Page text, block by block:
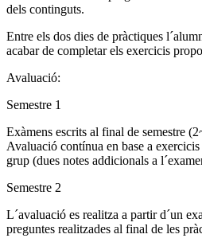
dels continguts.
Entre els dos dies de pràctiques
acabar de completar els exercicis
Avaluació:
Semestre 1
Exàmens escrits al final de semestre
Avaluació contínua en base a
grup (dues notes addicionals a
Semestre 2
L´avaluació es realitza a partir d´un
preguntes realitzades al final de les